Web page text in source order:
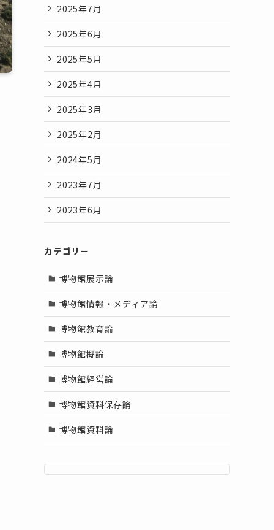
2025年7月
2025年6月
2025年5月
2025年4月
2025年3月
2025年2月
2024年5月
2023年7月
2023年6月
カテゴリー
博物館展示論
博物館情報・メディア論
博物館教育論
博物館概論
博物館経営論
博物館資料保存論
博物館資料論